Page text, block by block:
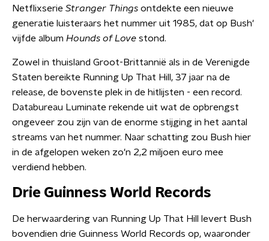
Netflixserie Stranger Things ontdekte een nieuwe
generatie luisteraars het nummer uit 1985, dat op Bush'
vijfde album Hounds of Love stond.
Zowel in thuisland Groot-Brittannië als in de Verenigde
Staten bereikte Running Up That Hill, 37 jaar na de
release, de bovenste plek in de hitlijsten - een record.
Databureau Luminate rekende uit wat de opbrengst
ongeveer zou zijn van de enorme stijging in het aantal
streams van het nummer. Naar schatting zou Bush hier
in de afgelopen weken zo'n 2,2 miljoen euro mee
verdiend hebben.
Drie Guinness World Records
De herwaardering van Running Up That Hill levert Bush
bovendien drie Guinness World Records op, waaronder